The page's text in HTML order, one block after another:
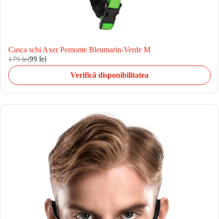
Casca schi Axer Pemonte Bleumarin-Verde M
179 lei99 lei
Verifică disponibilitatea